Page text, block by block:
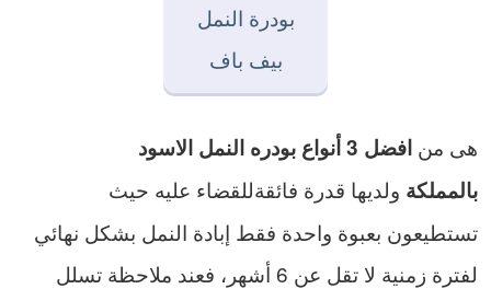
بودرة النمل
بيف باف
هى من
افضل 3 أنواع بودره النمل الاسود
بالمملكة ولديها قدرة فائقةللقضاء عليه حيث
تستطيعون بعبوة واحدة فقط إبادة النمل بشكل نهائي
لفترة زمنية لا تقل عن 6 أشهر، فعند ملاحظة تسلل